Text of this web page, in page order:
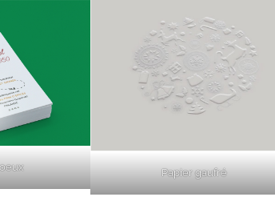
Papier gaufré